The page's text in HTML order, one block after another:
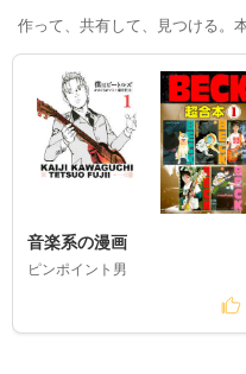
作って、共有して、見つける。
音楽系の漫画
ピンポイント男